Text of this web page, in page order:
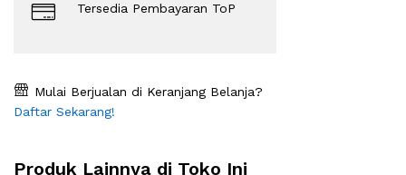
Tersedia Pembayaran ToP
Mulai Berjualan di Keranjang Belanja?
Daftar Sekarang!
Produk Lainnya di Toko Ini